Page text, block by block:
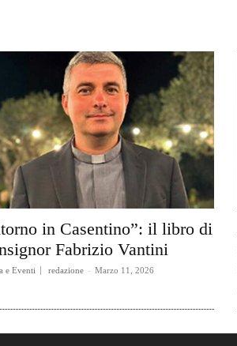
in Casentino”: il libro di
Fabrizio Vantini
e Eventi redazione - Marzo 11, 2026